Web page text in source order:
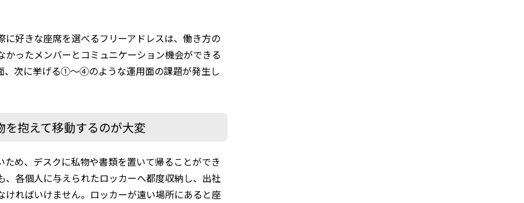
好きな座席を選べるフリーアドレスは、働き方の
ったメンバーとコミュニケーション機会ができる
、次に挙げる①～④のような運用面の課題が発生し
抱えて移動するのが大変
め、デスクに私物や書類を置いて帰ることができ
各個人に与えられたロッカーへ都度収納し、出社
ればいけません。ロッカーが遠い場所にあると座